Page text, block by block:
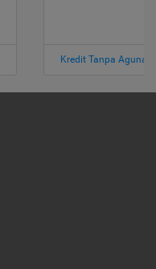
Kredit Tanpa Agunan